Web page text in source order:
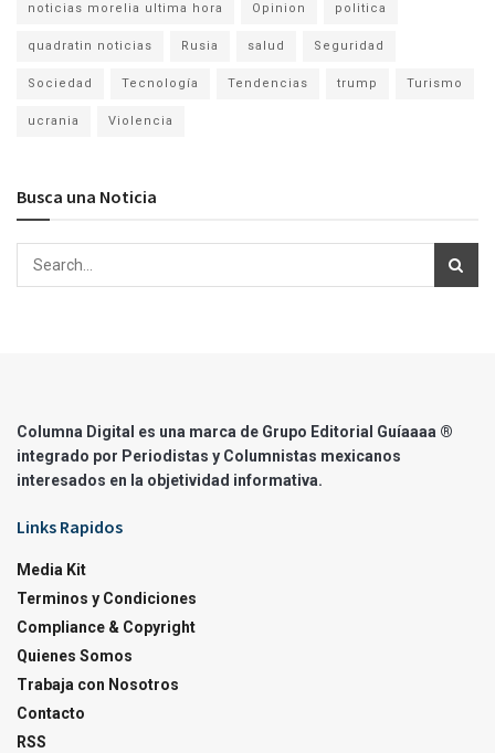
noticias morelia ultima hora Opinion politica
quadratin noticias Rusia salud Seguridad
Sociedad Tecnología Tendencias trump Turismo
ucrania Violencia
Busca una Noticia
Columna Digital es una marca de Grupo Editorial Guíaaaa ®
integrado por Periodistas y Columnistas mexicanos
interesados en la objetividad informativa.
Links Rapidos
Media Kit
Terminos y Condiciones
Compliance & Copyright
Quienes Somos
Trabaja con Nosotros
Contacto
RSS